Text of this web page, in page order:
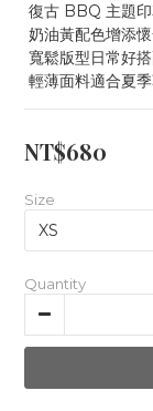
復古 BBQ 主題
奶油黃配色增添
寬鬆版型日常好
輕薄面料適合夏
NT$680
Size
Quantity